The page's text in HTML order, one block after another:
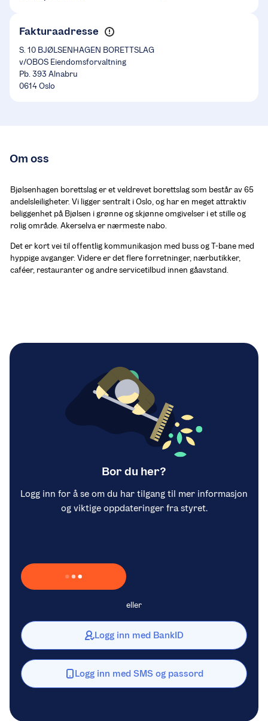
Fakturaadresse
S. 10 BJØLSENHAGEN BORETTSLAG
v/OBOS Eiendomsforvaltning
Pb. 393 Alnabru
0614 Oslo
Om oss
Bjølsenhagen borettslag er et veldrevet borettslag som består av 65
andelsleiligheter. Vi ligger sentralt i Oslo, og har en meget attraktiv
beliggenhet på Bjølsen i grønne og skjønne omgivelser i et stille og
rolig område. Akerselva er nærmeste nabo.
Det er kort vei til offentlig kommunikasjon med buss og T-bane med
hyppige avganger. Videre er det flere forretninger, nærbutikker,
caféer, restauranter og andre servicetilbud innen gåavstand.
Bor du her?
Logg inn for å se om du har tilgang til mer informasjon
og viktige oppdateringer fra styret.
Laster inn Vipps …
eller
Logg inn med BankID
Logg inn med SMS og passord